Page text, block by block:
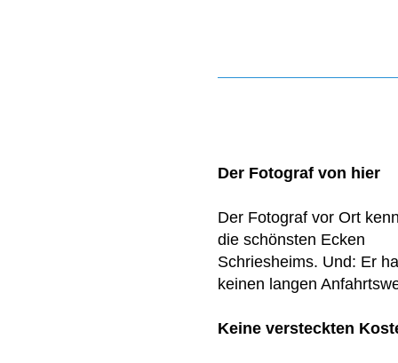
Der Fotograf von hier
Der Fotograf vor Ort
die schönsten Ecken
Schriesheims. Und: Er
keinen langen
Keine versteckten